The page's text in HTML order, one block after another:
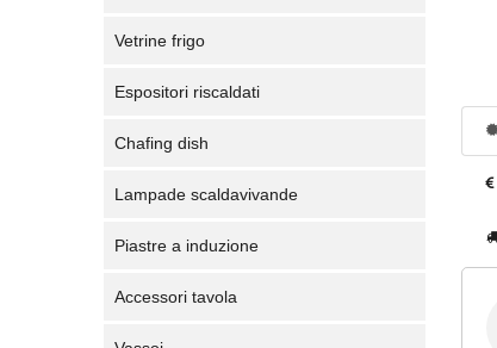
Vetrine frigo
Espositori riscaldati
Chafing dish
Lampade scaldavivande
Piastre a induzione
Accessori tavola